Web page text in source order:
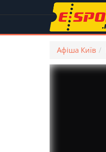
Афіша Київ